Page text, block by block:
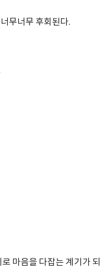
무너무 후회된다.
마음을 다잡는 계기가